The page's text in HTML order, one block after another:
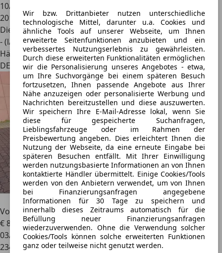
Wir bzw. Drittanbieter nutzen unterschiedliche
technologische Mittel, darunter u.a. Cookies und
ähnliche Tools auf unserer Webseite, um Ihnen
erweiterte Seitenfunktionen anzubieten und ein
verbessertes Nutzungserlebnis zu gewährleisten.
Durch diese erweiterten Funktionalitäten ermöglichen
wir die Personalisierung unseres Angebotes - etwa,
um Ihre Suchvorgänge bei einem späteren Besuch
fortzusetzen, Ihnen passende Angebote aus Ihrer
Nähe anzuzeigen oder personalisierte Werbung und
Nachrichten bereitzustellen und diese auszuwerten.
Wir speichern Ihre E-Mail-Adresse lokal, wenn Sie
diese für gespeicherte Suchanfragen,
Lieblingsfahrzeuge oder im Rahmen der
Preisbewertung angeben. Dies erleichtert Ihnen die
Nutzung der Webseite, da eine erneute Eingabe bei
späteren Besuchen entfällt. Mit Ihrer Einwilligung
werden nutzungsbasierte Informationen an von Ihnen
kontaktierte Händler übermittelt. Einige Cookies/Tools
werden von den Anbietern verwendet, um von Ihnen
bei Finanzierungsanfragen angegebene
Informationen für 30 Tage zu speichern und
innerhalb dieses Zeitraums automatisch für die
Befüllung neuer Finanzierungsanfragen
wiederzuverwenden. Ohne die Verwendung solcher
Cookies/Tools können solche erweiterten Funktionen
ganz oder teilweise nicht genutzt werden.
10/2020
201.000 km
Diesel
- (l/100 km)
Händler
DE 53783
Volkswagen Passat VariantComfortline BlueMotion
€ 8.9991
03/2017
234.000 km